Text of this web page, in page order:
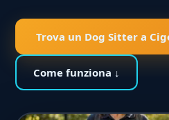
Trova un Dog Sitter a
Come funziona ↓